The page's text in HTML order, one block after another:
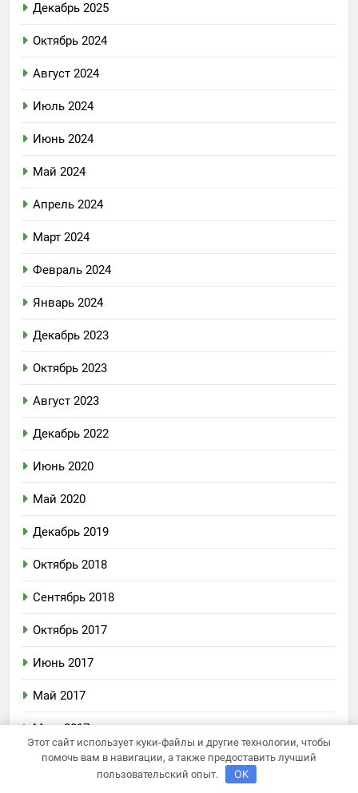
Декабрь 2025
Октябрь 2024
Август 2024
Июль 2024
Июнь 2024
Май 2024
Апрель 2024
Март 2024
Февраль 2024
Январь 2024
Декабрь 2023
Октябрь 2023
Август 2023
Декабрь 2022
Июнь 2020
Май 2020
Декабрь 2019
Октябрь 2018
Сентябрь 2018
Октябрь 2017
Июнь 2017
Май 2017
Март 2017
Февраль 2017
Этот сайт использует куки-файлы и другие технологии, чтобы
помочь вам в навигации, а также предоставить лучший
пользовательский опыт.
OK